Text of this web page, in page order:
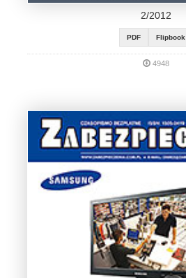
2/2012
PDF Flipbook
4948